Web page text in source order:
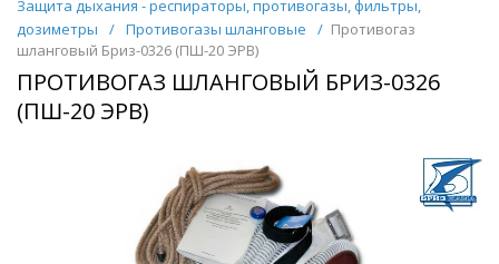
Защита дыхания - респираторы, противогазы, фильтры,
дозиметры
/ Противогазы шланговые / Противогаз
шланговый Бриз-0326 (ПШ-20 ЭРВ)
ПРОТИВОГАЗ ШЛАНГОВЫЙ БРИЗ-0326
(ПШ-20 ЭРВ)